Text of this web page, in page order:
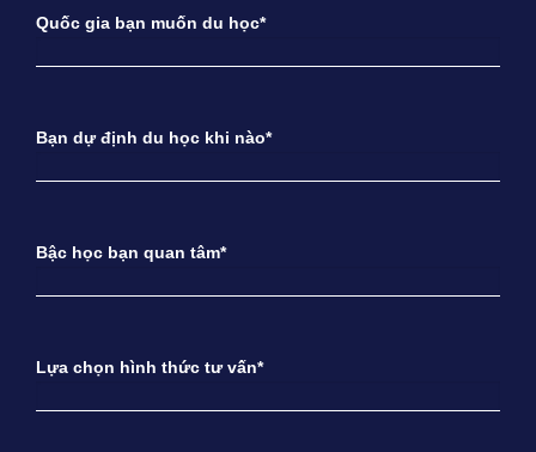
Quốc gia bạn muốn du học*
Bạn dự định du học khi nào*
Bậc học bạn quan tâm*
Lựa chọn hình thức tư vấn*